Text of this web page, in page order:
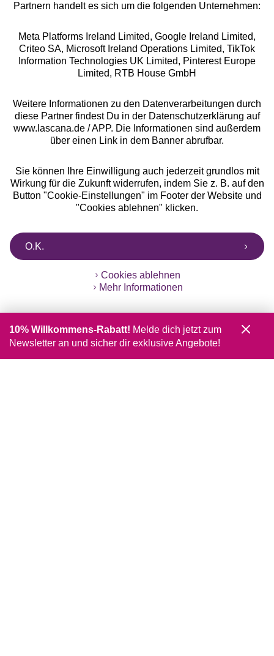
Alle Preise inkl. MwSt., zzgl.
Versandkosten
** Bonität vorausgesetzt, berechtigt zur Bonitätsprüfung
Partnern handelt es sich um die folgenden Unternehmen:
Meta Platforms Ireland Limited, Google Ireland Limited,
Criteo SA, Microsoft Ireland Operations Limited, TikTok
Information Technologies UK Limited, Pinterest Europe
Limited, RTB House GmbH
Weitere Informationen zu den Datenverarbeitungen durch
diese Partner findest Du in der Datenschutzerklärung auf
www.lascana.de / APP. Die Informationen sind außerdem
über einen Link in dem Banner abrufbar.
Sie können Ihre Einwilligung auch jederzeit grundlos mit
Wirkung für die Zukunft widerrufen, indem Sie z. B. auf den
Button "Cookie-Einstellungen" im Footer der Website und
"Cookies ablehnen" klicken.
O.K.
Cookies ablehnen
Mehr Informationen
10% Willkommens-Rabatt! Melde dich jetzt zum
Newsletter an und sicher dir exklusive Angebote!